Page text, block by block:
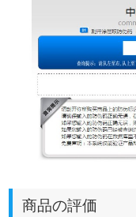
商品の評価